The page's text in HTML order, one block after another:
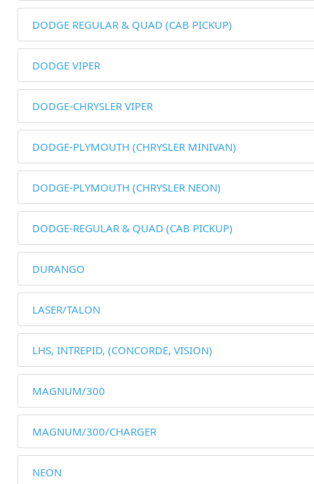
DODGE REGULAR & QUAD (CAB PICKUP)
DODGE VIPER
DODGE-CHRYSLER VIPER
DODGE-PLYMOUTH (CHRYSLER MINIVAN)
DODGE-PLYMOUTH (CHRYSLER NEON)
DODGE-REGULAR & QUAD (CAB PICKUP)
DURANGO
LASER/TALON
LHS, INTREPID, (CONCORDE, VISION)
MAGNUM/300
MAGNUM/300/CHARGER
NEON